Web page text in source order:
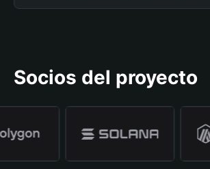
Socios del proyecto